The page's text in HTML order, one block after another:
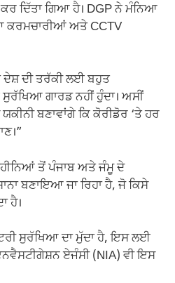
ਦਿੱਤਾ ਗਿਆ ਹੈ। DGP ਨੇ ਮੰਨਿਆ
ਕਰਮਚਾਰੀਆਂ ਅਤੇ CCTV
ਦੇਸ਼ ਦੀ ਤਰੱਕੀ ਲਈ ਬਹੁਤ
ਗਾਰਡ ਨਹੀਂ ਹੁੰਦਾ। ਅਸੀਂ
ਬਣਾਵਾਂਗੇ ਕਿ ਕੋਰੀਡੋਰ ‘ਤੇ ਹਰ
ਤੋਂ ਪੰਜਾਬ ਅਤੇ ਜੰਮੂ ਦੇ
ਬਣਾਇਆ ਜਾ ਰਿਹਾ ਹੈ, ਜੋ ਕਿਸੇ
ਹੈ।
ਸੁਰੱਖਿਆ ਦਾ ਮੁੱਦਾ ਹੈ, ਇਸ ਲਈ
ਏਜੰਸੀ (NIA) ਵੀ ਇਸ